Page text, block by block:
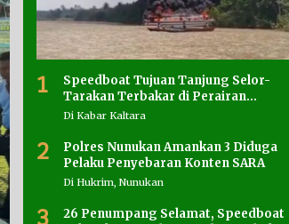
1
Speedboat Tujuan Tanjung Selor-
Tarakan Terbakar di Perairan
Salimbatu
Di Kabar Kaltara
2
Polres Nunukan Amankan 3 Diduga
Pelaku Penyebaran Konten SARA
Di Hukrim, Nunukan
3
26 Penumpang Selamat, Speedboat